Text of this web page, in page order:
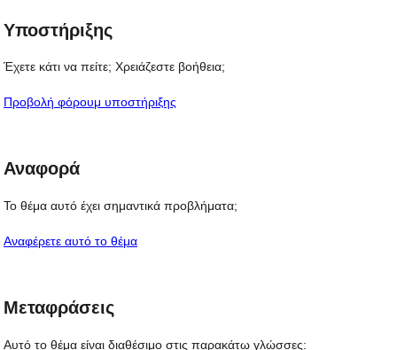
Υποστήριξης
Έχετε κάτι να πείτε; Χρειάζεστε βοήθεια;
Προβολή φόρουμ υποστήριξης
Αναφορά
Το θέμα αυτό έχει σημαντικά προβλήματα;
Αναφέρετε αυτό το θέμα
Μεταφράσεις
Αυτό το θέμα είναι διαθέσιμο στις παρακάτω γλώσσες: